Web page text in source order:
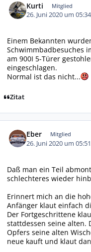
Kurti Mitglied
26. Juni 2020 um 05:34
Einem Bekannten
Schwimmbadbesuches
am 900I 5-Türer
eingeschlagen.
Normal ist das nicht...
Zitat
Eber Mitglied
26. Juni 2020 um 05:51
Daß man ein Teil
schlechteres wieder
Erinnert mich an die
Anfänger klaut einfach
Der Fortgeschrittene
stattdessen seine alten.
Opfers seine alten
neue kauft und klaut